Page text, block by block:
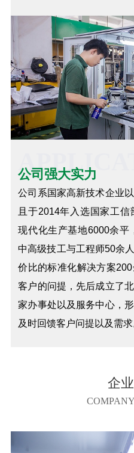
公司强大实力
公司系国家高新技术企业
且于2014年入选国家工信
现代化生产基地6000余平
中高级技工与工程师50余
价比的标准化解决方案
客户的问提，先后成立了
家办事处以及服务中心，
及时回馈客户问提以及需求
企